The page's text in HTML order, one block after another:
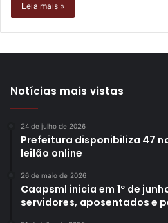
Leia mais »
Notícias mais vistas
24 de julho de 2026
Prefeitura disponibiliza 47
leilão online
26 de maio de 2026
Caapsml inicia em 1º de
servidores, aposentados e